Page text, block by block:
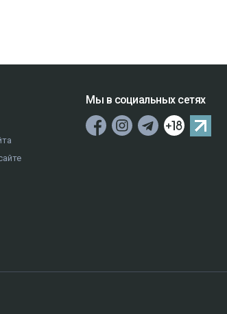
Мы в социальных сетях